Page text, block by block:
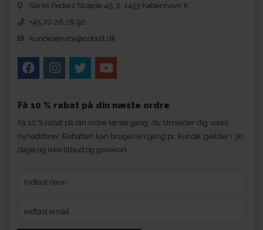
Sankt Peders Stræde 45, 2. 1453 København K
+45 70 26 26 92
kundeservice@cobolt.dk
Få 10 % rabat på din næste ordre
Få 10 % rabat på din ordre første gang, du tilmelder dig vores
nyhedsbrev. Rabatten kan bruges én gang pr. kunde, gælder i 30
dage og ikke tilbud og gavekort.